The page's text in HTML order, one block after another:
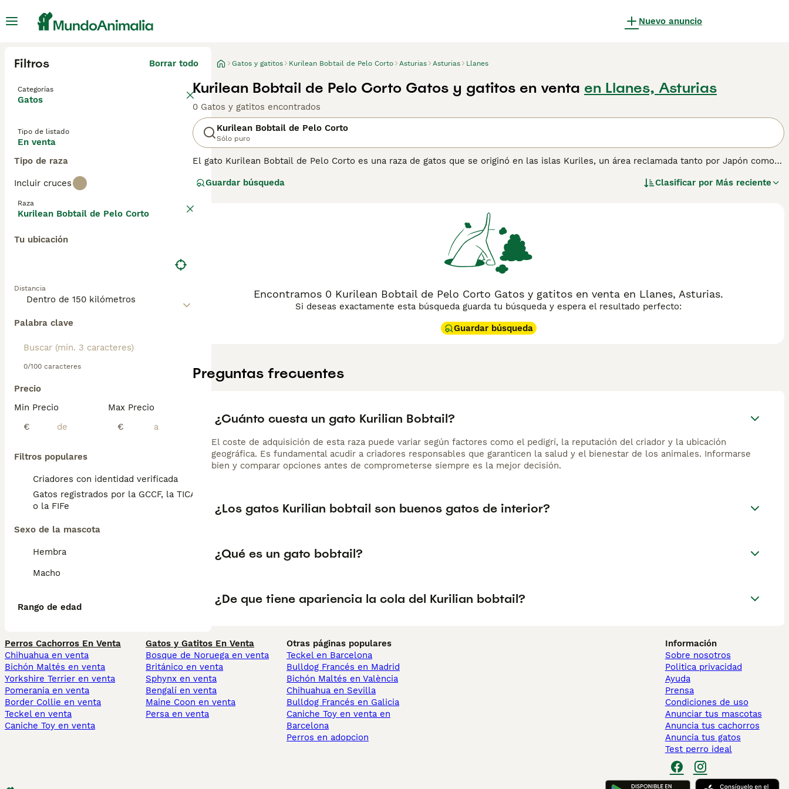
Nuevo anuncio
Filtros Borrar todo
Categorías
Gatos
Tipo de listado
En venta
Tipo de raza
Incluir cruces
Raza
Kurilean Bobtail de Pelo Corto
Tu ubicación
Distancia
Palabra clave
0/100 caracteres
Precio
Min Precio
€
Max Precio
€
Filtros populares
Criadores con identidad verificada
Gatos registrados por la GCCF, la TICA
o la FIFe
Sexo de la mascota
Hembra
Macho
Rango de edad
Gatos y gatitos Kurilean Bobtail de Pelo Corto Asturias Asturias Llanes
Kurilean Bobtail de Pelo Corto Gatos y gatitos en venta en Llanes, Asturias
0 Gatos y gatitos encontrados
Kurilean Bobtail de Pelo Corto
Sólo puro
El gato Kurilean Bobtail de Pelo Corto es una raza de gatos que se originó en las islas Kuriles, un área reclamada tanto por Japón como
isla japonesa de Sakhalin. La raza también es conocida por varios nombres, incluidos Kuril Bobtail, Kuril Islands Bobtail, Curilisk Bobtail y
Guardar búsqueda Clasificar por Más reciente
Encontramos 0 Kurilean Bobtail de Pelo Corto Gatos y gatitos en venta en Llanes, Asturias.
Si deseas exactamente esta búsqueda guarda tu búsqueda y espera el resultado perfecto:
Guardar búsqueda
Preguntas frecuentes
¿Cuánto cuesta un gato Kurilian Bobtail?
El coste de adquisición de esta raza puede variar según factores como el pedigrí, la reputación del criador y la ubicación
geográfica. Es fundamental acudir a criadores responsables que garanticen la salud y el bienestar de los animales. Informarse
bien y comparar opciones antes de comprometerse siempre es la mejor decisión.
¿Los gatos Kurilian bobtail son buenos gatos de interior?
¿Qué es un gato bobtail?
¿De que tiene apariencia la cola del Kurilian bobtail?
Perros Cachorros En Venta
Chihuahua en venta
Bichón Maltés en venta
Yorkshire Terrier en venta
Pomerania en venta
Border Collie en venta
Teckel en venta
Caniche Toy en venta
Gatos y Gatitos En Venta
Bosque de Noruega en venta
Británico en venta
Sphynx en venta
Bengalí en venta
Maine Coon en venta
Persa en venta
Otras páginas populares
Teckel en Barcelona
Bulldog Francés en Madrid
Bichón Maltés en València
Chihuahua en Sevilla
Bulldog Francés en Galicia
Caniche Toy en venta en
Barcelona
Perros en adopcion
Información
Sobre nosotros
Politica privacidad
Ayuda
Prensa
Condiciones de uso
Anunciar tus mascotas
Anuncia tus cachorros
Anuncia tus gatos
Test perro ideal